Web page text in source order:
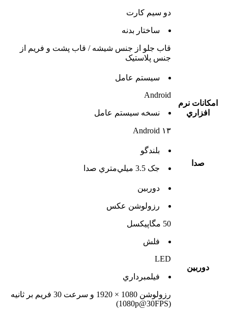
دو سيم کارت
ساختار بدنه
قاب جلو از جنس شیشه / قاب پشت و فریم از
جنس پلاستیک
امکانات نرم
افزاري
سيستم عامل
Android
نسخه سيستم عامل
Android ۱۳
صدا
بلندگو
جک 3.5 ميلي‌متري صدا
دوربين
دوربين
رزولوشن عکس
50 مگاپیکسل
فلش
LED
فيلمبرداري
رزولوشن 1080 × 1920 و سرعت 30 فریم بر ثانیه
(1080p@30FPS)